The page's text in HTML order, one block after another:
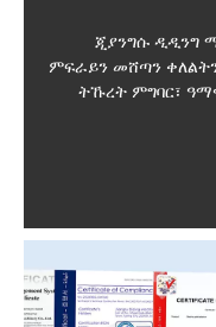
ጂያንግሱ ዲዲንግ
ምፍራይን መሸጣን
ትኹረት ምግባር፣